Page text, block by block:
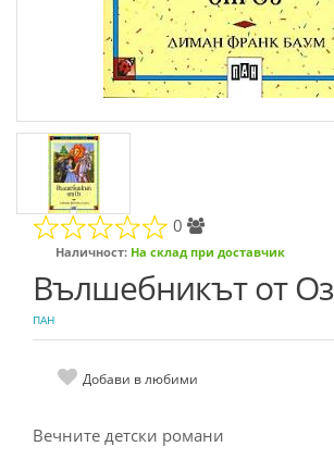
0
Наличност: На склад при доставчик
Вълшебникът от Оз
ПАН
Добави в любими
Вечните детски романи